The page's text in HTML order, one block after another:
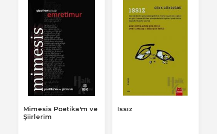
Mimesis Poetika'm ve
Şiirlerim
Issız